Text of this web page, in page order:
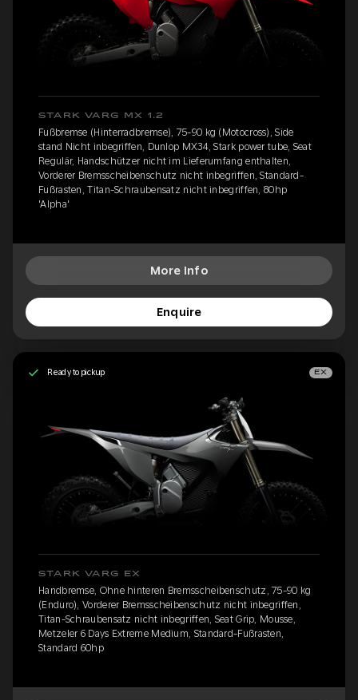
STARK VARG MX 1.2
Fußbremse (Hinterradbremse), 75-90 kg (Motocross), Side
stand Nicht inbegriffen, Dunlop MX34, Stark power tube, Seat
Regulär, Handschützer nicht im Lieferumfang enthalten,
Vorderer Bremsscheibenschutz nicht inbegriffen, Standard-
Fußrasten, Titan-Schraubensatz nicht inbegriffen, 80hp
'Alpha'
More Info
Enquire
Ready to pickup EX
STARK VARG EX
Handbremse, Ohne hinteren Bremsscheibenschutz, 75-90 kg
(Enduro), Vorderer Bremsscheibenschutz nicht inbegriffen,
Titan-Schraubensatz nicht inbegriffen, Seat Grip, Mousse,
Metzeler 6 Days Extreme Medium, Standard-Fußrasten,
Standard 60hp